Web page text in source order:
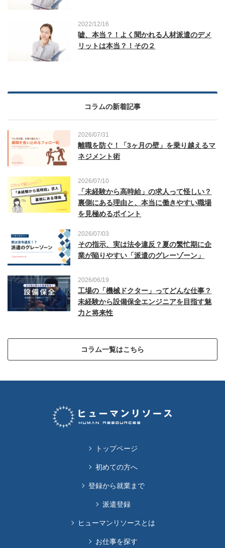
2022/12/16
嘘、本当？！よく聞かれる人材派遣のデメ
リットは本当？！その２
コラムの新着記事
2026/07/31
離職を防ぐ！「3ヶ月の壁」を乗り越えるマ
ネジメント術
2026/07/10
「未経験から高時給」の求人って怪しい？
裏側にある理由と、本当に働きやすい職場
を見極めるポイント
2026/07/03
その指示、実は法令違反？夏の繁忙期に企
業が陥りやすい「派遣のグレーゾーン」
2026/06/19
工場の「機械ドクター」ってどんな仕事？
未経験から設備保全エンジニアを目指す魅
力と将来性
コラム一覧はこちら
トップページ
初めての方へ
登録から就業まで
派遣登録
ヒューマンリソースとは
お仕事を探す